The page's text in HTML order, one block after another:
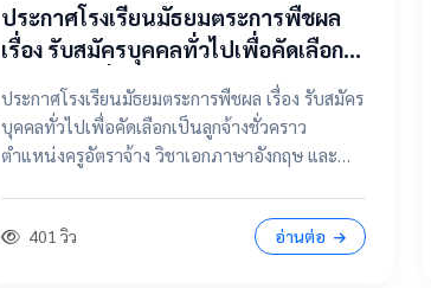
ประกาศโรงเรียนมัธยมตระการพืชผล
เรื่อง รับสมัครบุคคลทั่วไปเพื่อคัดเลือก
เป็นลูกจ้างชั่วคราว ตำแหน่งครูอัตรา
จ้าง วิชาเอกภาษาอังกฤษ และ ตำแหน่ง
แม่บ้าน / นักการภารโรง
ประกาศโรงเรียนมัธยมตระการพืชผล เรื่อง รับสมัคร
บุคคลทั่วไปเพื่อคัดเลือกเป็นลูกจ้างชั่วคราว
ตำแหน่งครูอัตราจ้าง วิชาเอกภาษาอังกฤษ และ
ละเอียด / เอกสารแนบ
401 วิว อ่านต่อ